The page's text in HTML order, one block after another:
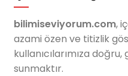
bilimiseviyorum.com,
azami özen ve titizlik
kullanıcılarımıza
sunmaktır.